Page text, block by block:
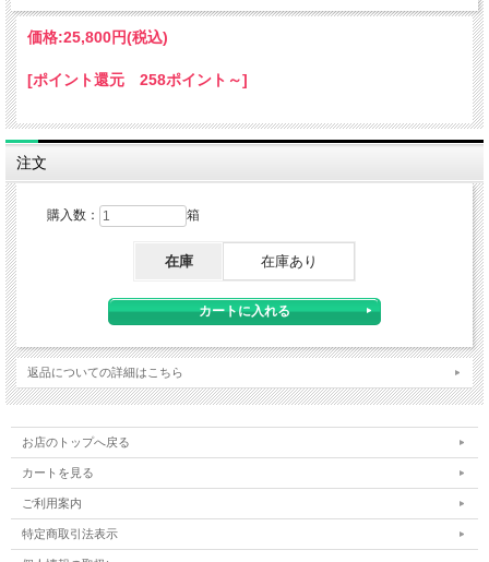
価格:25,800円(税込)
[ポイント還元 258ポイント～]
注文
購入数： 箱
在庫 在庫あり
返品についての詳細はこちら
お店のトップへ戻る
カートを見る
ご利用案内
特定商取引法表示